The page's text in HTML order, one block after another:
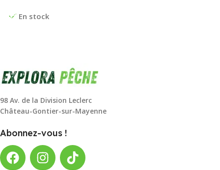
En stock
98 Av. de la Division Leclerc
Château-Gontier-sur-Mayenne
Abonnez-vous !